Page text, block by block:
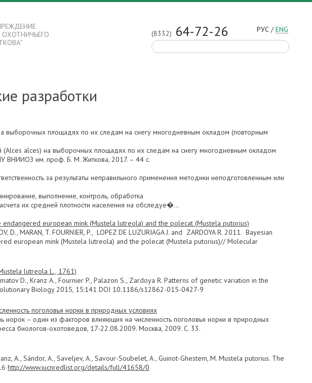
(8332) 64-72-26 РУС /ENG
разработки
выборочных площадях по их следам на снегу многодневным окладом (повторным
(Alces alces) на выборочных площадях по их следам на снегу многодневным окладом
ВНИИОЗ им. проф. Б. М. Житкова, 2017. – 44 c.
за результаты неправильного применения методики неподготовленным или
выполнение, контроль, обработка
их средней плотности населения на обследуе�...
european mink (Mustela lutreola) and the polecat (Mustela putorius)
D., MARAN, T. FOURNIER, P., LOPEZ DE LUZURIAGA J. and ZARDOYA R. 2011. Bayesian
european mink (Mustela lutreola) and the polecat (Mustela putorius)// Molecular
lutreola L., 1761)
D., Kranz A., Fournier P., Palazon S., Zardoya R. Patterns of genetic variation in the
Biology 2015, 15:141 DOI 10.1186/s12862-015-0427-9
поголовья норки в природных условиях
норок – один из факторов влияющих на численность поголовья норки в природных
биологов-охотоведов, 17-22.08.2009. Москва, 2009. С. 33.
A., Sándor, A., Saveljev, A., Savour-Soubelet, A., Guinot-Ghestem, M. Mustela putorius. The
http://www.iucnredlist.org/details/full/41658/0